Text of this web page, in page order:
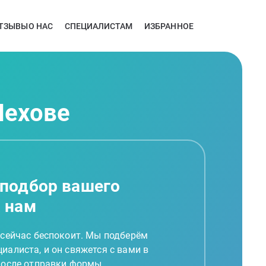
О НАС СПЕЦИАЛИСТАМ ИЗБРАННОЕ
вашего
нам
беспокоит. Мы подберём
и он свяжется с вами в